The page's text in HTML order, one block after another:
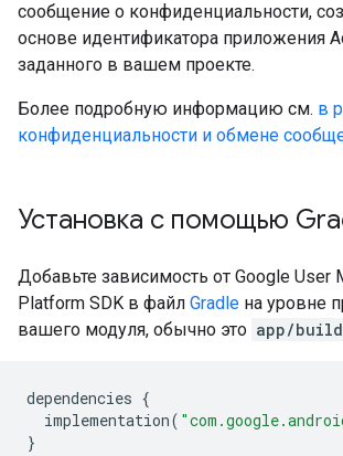
сообщение о конфиденциальности,
основе идентификатора приложения
заданного в вашем проекте.
Более подробную информацию см. в
конфиденциальности и обмене
Установка с помощью
Добавьте зависимость от Google User
Platform SDK в файл Gradle на уровне
вашего модуля, обычно это app/
dependencies {
implementation(
}